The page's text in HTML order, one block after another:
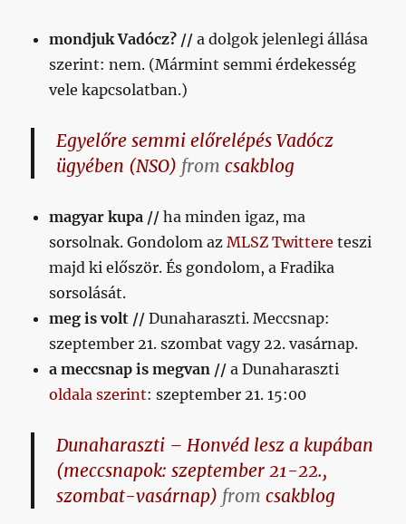
mondjuk Vadócz? // a dolgok jelenlegi állása
szerint: nem. (Mármint semmi érdekesség
vele kapcsolatban.)
Egyelőre semmi előrelépés Vadócz
ügyében (NSO) fromcsakblog
magyar kupa //ha minden igaz, ma
sorsolnak. Gondolom azMLSZ Twittere teszi
majd ki először. És gondolom, a Fradika
sorsolását.
meg is volt //Dunaharaszti. Meccsnap:
szeptember 21. szombat vagy 22. vasárnap.
a meccsnap is megvan // a Dunaharaszti
oldala szerint: szeptember 21. 15:00
Dunaharaszti – Honvéd lesz a kupában
(meccsnapok: szeptember 21-22.,
szombat-vasárnap) fromcsakblog